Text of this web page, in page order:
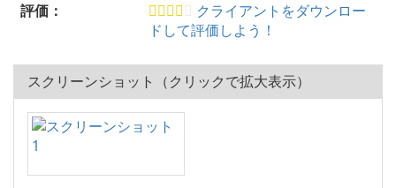
評価：
クライアントをダウンロー
ドして評価しよう！
スクリーンショット（クリックで拡大表示）